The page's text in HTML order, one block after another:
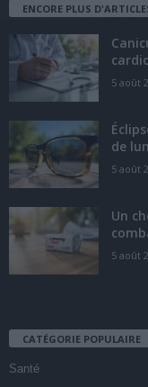
ENCORE PLUS
5 août
de
5 août
Un
5 août
CATÉGORIE POPULAIRE
Santé